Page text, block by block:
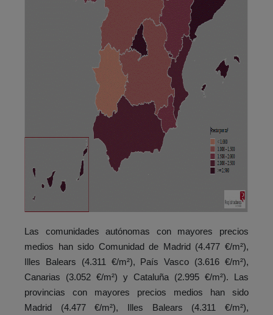
Las comunidades autónomas con mayores precios
medios han sido Comunidad de Madrid (4.477 €/m²),
Illes Balears (4.311 €/m²), País Vasco (3.616 €/m²),
Canarias (3.052 €/m²) y Cataluña (2.995 €/m²). Las
provincias con mayores precios medios han sido
Madrid (4.477 €/m²), Illes Balears (4.311 €/m²),